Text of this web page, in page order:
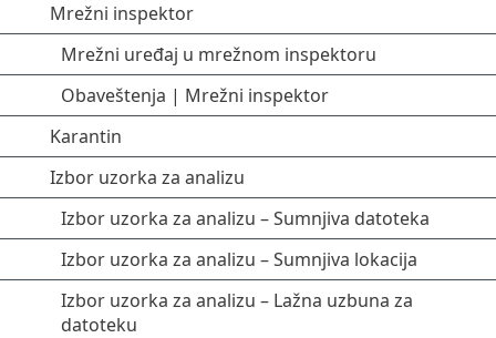
Mrežni inspektor
Mrežni uređaj u mrežnom inspektoru
Obaveštenja | Mrežni inspektor
Karantin
Izbor uzorka za analizu
Izbor uzorka za analizu – Sumnjiva datoteka
Izbor uzorka za analizu – Sumnjiva lokacija
Izbor uzorka za analizu – Lažna uzbuna za
datoteku